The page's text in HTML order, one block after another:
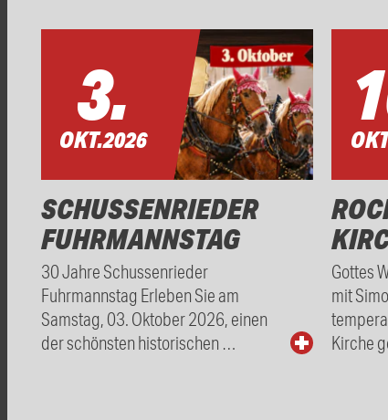
3.
OKT.2026
SCHUSSENRIEDER
FUHRMANNSTAG
30 Jahre Schussenrieder
Fuhrmannstag Erleben Sie am
Samstag, 03. Oktober 2026, einen
der schönsten historischen …
Gottes
mit
Kirche